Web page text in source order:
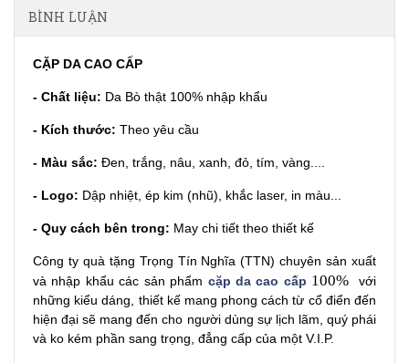
BÌNH LUẬN
CẶP DA CAO CẤP
- Chất liệu: Da Bò thật 100% nhập khẩu
- Kích thước: Theo yêu cầu
- Màu sắc: Đen, trắng, nâu, xanh, đỏ, tím, vàng....
- Logo: Dập nhiệt, ép kim (nhũ), khắc laser, in màu...
- Quy cách bên trong: May chi tiết theo thiết kế
Công ty quà tặng Trọng Tín Nghĩa (TTN) chuyên sản xuất
và nhập khẩu các sản phẩm cặp da cao cấp 100%
với
những kiểu dáng, thiết kế mang phong cách từ cổ điển đến
hiện đại sẽ mang đến cho người dùng sự lịch lãm, quý phái
và ko kém phần sang trọng, đẳng cấp của một V.I.P.